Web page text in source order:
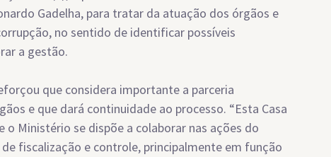
Gadelha, para tratar da atuação dos órgãos e
no sentido de identificar possíveis
a gestão.
que considera importante a parceria
e que dará continuidade ao processo. “Esta Casa
o Ministério se dispõe a colaborar nas ações do
fiscalização e controle, principalmente em função